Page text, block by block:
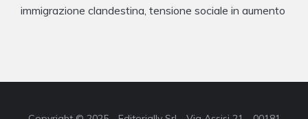
immigrazione clandestina, tensione sociale in aumento